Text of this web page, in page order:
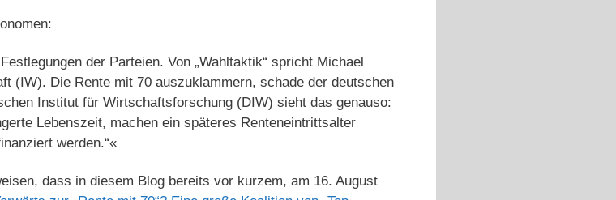
der Parteien. Von „Wahltaktik“ spricht Michael
(IW). Die Rente mit 70 auszuklammern, schade der deutschen
Institut für Wirtschaftsforschung (DIW) sieht das genauso:
Lebenszeit, machen ein späteres Renteneintrittsalter
werden.“«
dass in diesem Blog bereits vor kurzem, am 16. August